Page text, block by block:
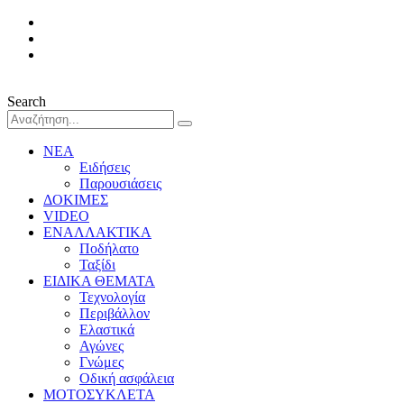
Search
ΝΕΑ
Ειδήσεις
Παρουσιάσεις
ΔΟΚΙΜΕΣ
VIDEO
ΕΝΑΛΛΑΚΤΙΚΑ
Ποδήλατο
Ταξίδι
ΕΙΔΙΚΑ ΘΕΜΑΤΑ
Τεχνολογία
Περιβάλλον
Ελαστικά
Αγώνες
Γνώμες
Οδική ασφάλεια
ΜΟΤΟΣΥΚΛΕΤΑ